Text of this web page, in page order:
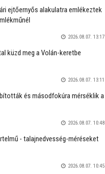
ejtőernyős alakulatra emlékeztek
2026.08.07. 13:17
küzd meg a Volán-keretbe
2026.08.07. 13:11
és másodfokúra mérséklik a
2026.08.07. 10:48
- talajnedvesség-méréseket
2026.08.07. 10:45